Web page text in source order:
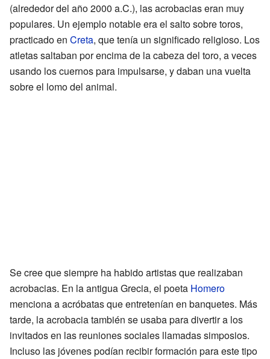
(alrededor del año 2000 a.C.), las acrobacias eran muy
populares. Un ejemplo notable era el salto sobre toros,
practicado en Creta, que tenía un significado religioso. Los
atletas saltaban por encima de la cabeza del toro, a veces
usando los cuernos para impulsarse, y daban una vuelta
sobre el lomo del animal.
Se cree que siempre ha habido artistas que realizaban
acrobacias. En la antigua Grecia, el poeta Homero
menciona a acróbatas que entretenían en banquetes. Más
tarde, la acrobacia también se usaba para divertir a los
invitados en las reuniones sociales llamadas simposios.
Incluso las jóvenes podían recibir formación para este tipo